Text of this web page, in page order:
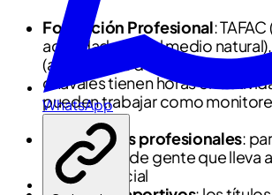
WhatsApp
Formación Profesional:
actividades en el medio natural),
(actividades de
chavales tienen horas en
pueden trabajar como
auxiliares.
Certificados profesionales:
experiencia de gente que lleva
sin título oficial